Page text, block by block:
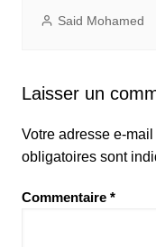
Said Mohamed
Laisser un
Votre adresse e-
obligatoires sont
Commentaire *